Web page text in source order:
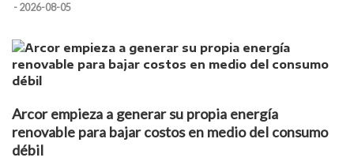
- 2026-08-05
Arcor empieza a generar su propia energía
renovable para bajar costos en medio del consumo
débil